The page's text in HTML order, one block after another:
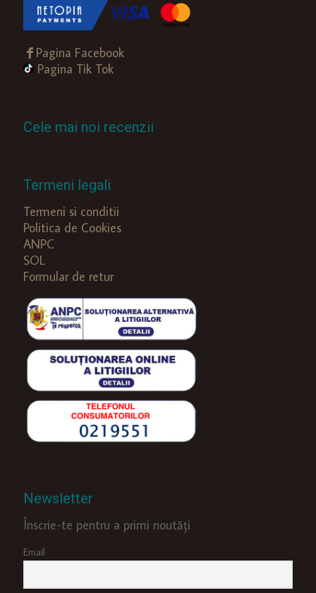
Pagina Facebook
Pagina Tik Tok
Cele mai noi recenzii
Termeni legali
Termeni si conditii
Politica de Cookies
ANPC
SOL
Formular de retur
Newsletter
Înscrie-te pentru a primi noutăți
Email